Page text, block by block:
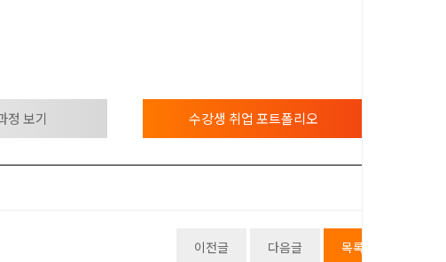
정 보기 수강생 취업 포트폴리오
이전글 다음글 목록